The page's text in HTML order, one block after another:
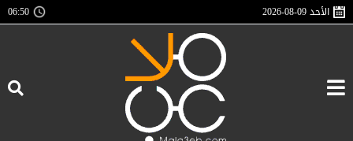
الأحد2026-08-09
06:50